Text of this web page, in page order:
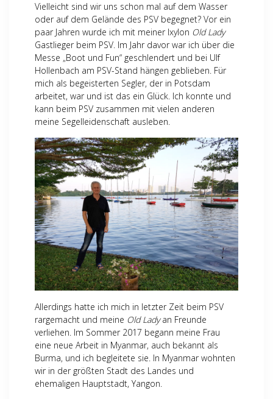
Vielleicht sind wir uns schon mal auf dem Wasser
oder auf dem Gelände des PSV begegnet? Vor ein
paar Jahren wurde ich mit meiner Ixylon Old Lady
Gastlieger beim PSV. Im Jahr davor war ich über die
Messe „Boot und Fun“ geschlendert und bei Ulf
Hollenbach am PSV-Stand hängen geblieben. Für
mich als begeisterten Segler, der in Potsdam
arbeitet, war und ist das ein Glück. Ich konnte und
kann beim PSV zusammen mit vielen anderen
meine Segelleidenschaft ausleben.
Allerdings hatte ich mich in letzter Zeit beim PSV
rargemacht und meine Old Ladyan Freunde
verliehen. Im Sommer 2017 begann meine Frau
eine neue Arbeit in Myanmar, auch bekannt als
Burma, und ich begleitete sie. In Myanmar wohnten
wir in der größten Stadt des Landes und
ehemaligen Hauptstadt, Yangon.